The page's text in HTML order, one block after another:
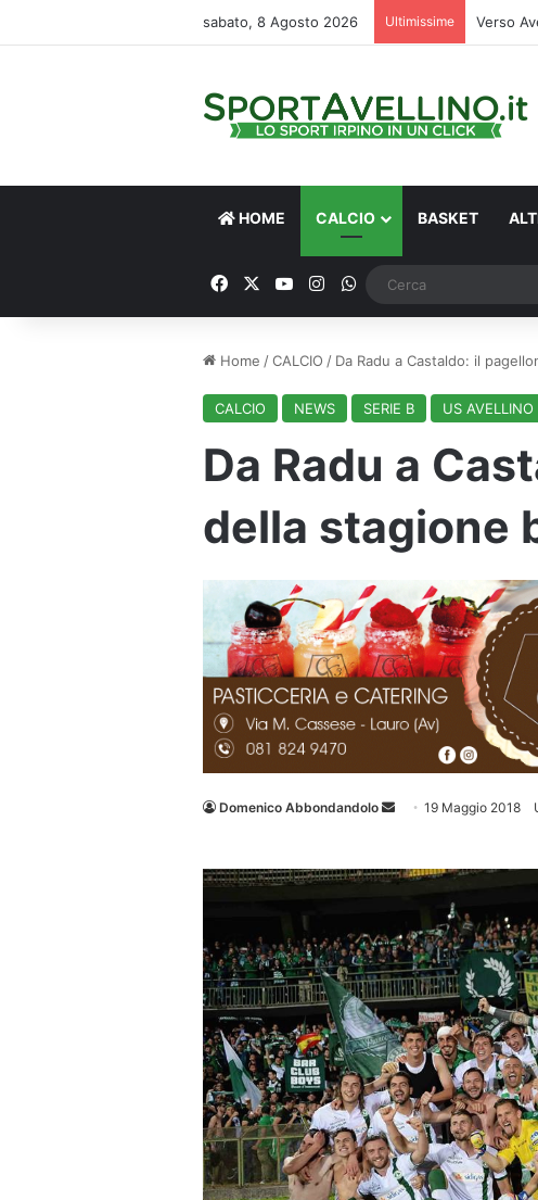
sabato, 8 Agosto 2026 Ultimissime Verso
HOME CALCIO BASKET
FacebookYou TubeInstagram
WhatsApp
Home /CALCIO / Da Radu a Castaldo: il
CALCIO NEWS SERIE B US AVELLINO
Da Radu a
della stagione
Domenico Abbondandolo
Invia 19 Maggio 2018